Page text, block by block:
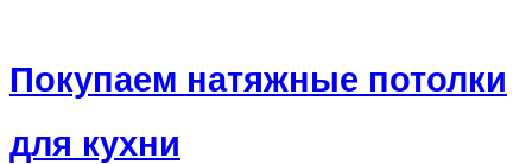
Покупаем натяжные потолки
для кухни